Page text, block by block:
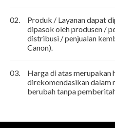
02.
Produk / Layanan dapat
dipasok oleh produsen /
distribusi / penjualan
Canon).
03.
Harga di atas merupakan
direkomendasikan dalam
berubah tanpa